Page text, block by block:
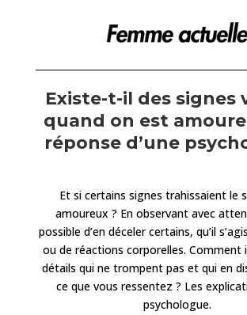
Existe-t-il des signes
quand on est
réponse d’une
Et si certains signes trahissaient le
amoureux ? En observant avec
possible d’en déceler certains, qu’il
ou de réactions corporelles. Comment
détails qui ne trompent pas et qui en
ce que vous ressentez ? Les
psychologue.